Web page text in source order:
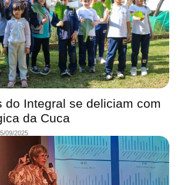
do Integral se deliciam com
da Cuca
09/2025